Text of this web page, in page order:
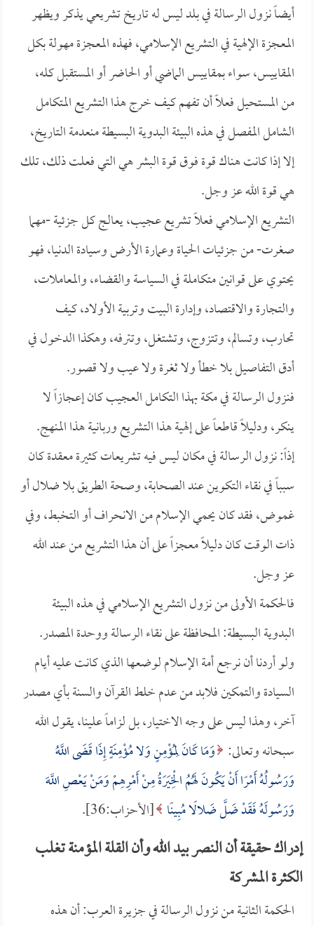
أيضاً نزول الرسالة في بلد ليس له تاريخ تشريعي يذكر ويظهر
المعجزة الإلهية في التشريع الإسلامي، فهذه المعجزة مهولة بكل
المقاييس، سواء بمقاييس الماضي أو الحاضر أو المستقبل كله،
من المستحيل فعلاً أن تفهم كيف خرج هذا التشريع المتكامل
الشامل المفصل في هذه البيئة البدوية البسيطة منعدمة التاريخ،
إلا إذا كانت هناك قوة فوق قوة البشر هي التي فعلت ذلك، تلك
هي قوة الله عز وجل.
التشريع الإسلامي فعلاً تشريع عجيب، يعالج كل جزئية -مهما
صغرت- من جزئيات الحياة وعمارة الأرض وسيادة الدنيا، فهو
يحتوي على قوانين متكاملة في السياسة والقضاء، والمعاملات،
والتجارة والاقتصاد، وإدارة البيت وتربية الأولاد، كيف
تحارب، وتسالم، وتتزوج، وتشتغل، وتترفه، وهكذا الدخول في
أدق التفاصيل بلا خطأ ولا ثغرة ولا عيب ولا قصور.
فنزول الرسالة في مكة بهذا التكامل العجيب كان إعجازاً لا
ينكر، ودليلاً قاطعاً على إلهية هذا التشريع وربانية هذا المنهج.
إذاً: نزول الرسالة في مكان ليس فيه تشريعات كثيرة معقدة كان
سبباً في نقاء التكوين عند الصحابة، وصحة الطريق بلا ضلال أو
غموض، فقد كان يحمي الإسلام من الانحراف أو التخبط، وفي
ذات الوقت كان دليلاً معجزاً على أن هذا التشريع من عند الله
عز وجل.
فالحكمة الأولى من نزول التشريع الإسلامي في هذه البيئة
البدوية البسيطة: المحافظة على نقاء الرسالة ووحدة المصدر.
ولو أردنا أن نرجع أمة الإسلام لوضعها الذي كانت عليه أيام
السيادة والتمكين فلابد من عدم خلط القرآن والسنة بأي مصدر
آخر، وهذا ليس على وجه الاختيار، بل لزاماً علينا، يقول الله
سبحانه وتعالى: وَمَا كَانَ لِمُؤْمِنٍ وَلا مُؤْمِنَةٍ إِذَا قَضَى اللَّهُ
وَرَسُولُهُ أَمْرًا أَنْ يَكُونَ لَهُمُ الْخِيَرَةُ مِنْ أَمْرِهِمْ وَمَنْ يَعْصِ اللَّهَ
وَرَسُولَهُ فَقَدْ ضَلَّ ضَلالًا مُبِينًا [الأحزاب:36].
إدراك حقيقة أن النصر بيد الله وأن القلة المؤمنة تغلب
الكثرة المشركة
الحكمة الثانية من نزول الرسالة في جزيرة العرب: أن هذه